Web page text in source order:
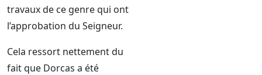
travaux de ce genre qui ont
l’approbation du Seigneur.
Cela ressort nettement du
fait que Dorcas a été